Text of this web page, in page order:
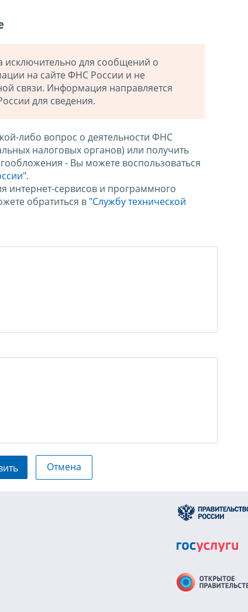
для сообщений о
на сайте ФНС России и не
связи. Информация направляется
для сведения.
либо вопрос о деятельности ФНС
налоговых органов) или получить
- Вы можете воспользоваться
.
интернет-сервисов и программного
обратиться в "Службу технической
Отмена